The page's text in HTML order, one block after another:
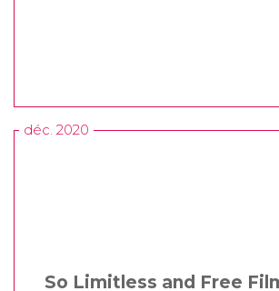
déc. 2020
So Limitless and Free